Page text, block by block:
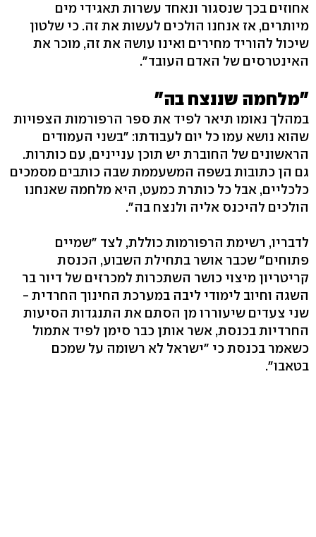
אחוזים בכך שנסגור ונאחד עשרות תאגידי מים
מיותרים, אז אנחנו הולכים לעשות את זה. כי שלטון
שיכול להוריד מחירים ואינו עושה את זה, מוכר את
האינטרסים של האדם העובד".
"מלחמה שננצח בה"
במהלך נאומו תיאר לפיד את ספר הרפורמות הצפויות
שהוא נושא עמו כל יום לעבודתו: "בשני העמודים
הראשונים של החוברת יש תוכן עניינים, עם כותרות.
גם הן כתובות בשפה המשעממת שבה כותבים מסמכים
כלכליים, אבל כל כותרת כמעט, היא מלחמה שאנחנו
הולכים להיכנס אליה ולנצח בה".
לדבריו, רשימת הרפורמות כוללת, לצד "שמיים
פתוחים" שכבר אושר בתחילת השבוע, הכנסת
קריטריון מיצוי כושר השתכרות למכרזים של דיור בר
השגה וחיוב לימודי ליבה במערכת החינוך החרדית -
שני צעדים שיעוררו מן הסתם את התנגדות הסיעות
החרדיות בכנסת, אשר אותן כבר סימן לפיד אתמול
כשאמר בכנסת כי "ישראל לא רשומה על שמכם
בטאבו".